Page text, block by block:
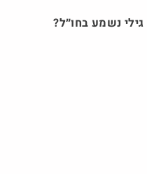
גילי נשמע בחו״ל?